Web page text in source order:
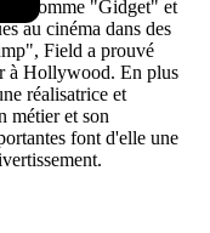
comme "Gidget" et
au cinéma dans des
Field a prouvé
à Hollywood. En plus
réalisatrice et
métier et son
font d'elle une